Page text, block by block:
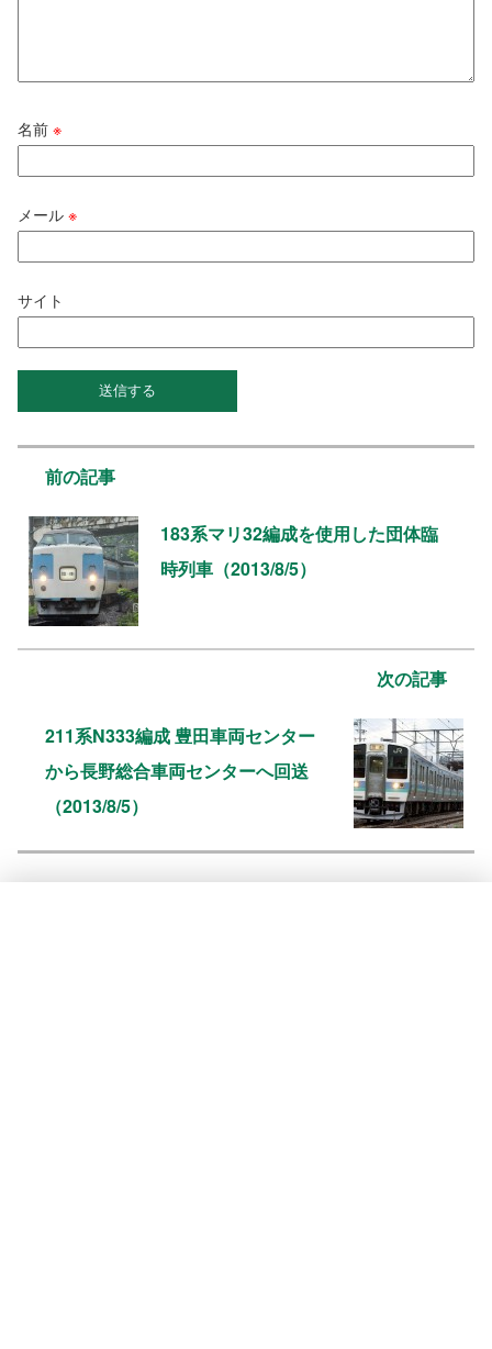
名前※
メール※
サイト
前の記事
183系マリ32編成を使用した団体臨
時列車（2013/8/5）
次の記事
211系N333編成 豊田車両センター
から長野総合車両センターへ回送
（2013/8/5）